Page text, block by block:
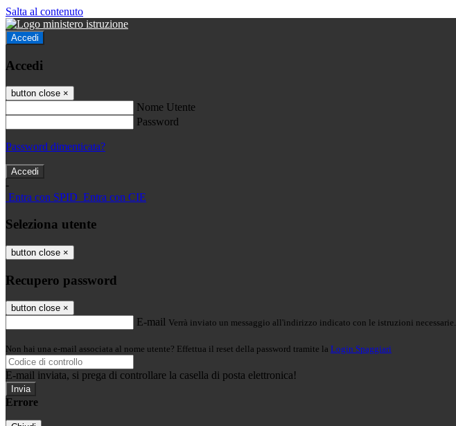
Salta al contenuto
Accedi
Accedi
button close ×
Nome Utente
Password
Password dimenticata?
-
Entra con SPID Entra con CIE
Seleziona utente
button close ×
Recupero password
button close ×
E-mail Verrà inviato un messaggio all'indirizzo indicato con le istruzioni necessarie.
Non hai una e-mail associata al nome utente? Effettua il reset della password tramite la Login Spaggiari
E-mail inviata, si prega di controllare la casella di posta elettronica!
Errore